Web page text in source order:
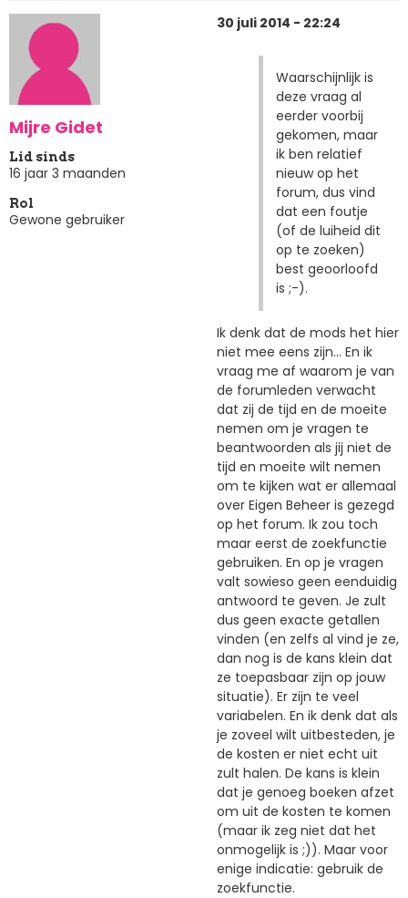
Mijre Gidet
Lid sinds
16 jaar 3 maanden
Rol
Gewone gebruiker
30 juli 2014 - 22:24
Waarschijnlijk is
deze vraag al
eerder voorbij
gekomen, maar
ik ben relatief
nieuw op het
forum, dus vind
dat een foutje
(of de luiheid dit
op te zoeken)
best geoorloofd
is ;-).
Ik denk dat de mods het hier
niet mee eens zijn... En ik
vraag me af waarom je van
de forumleden verwacht
dat zij de tijd en de moeite
nemen om je vragen te
beantwoorden als jij niet de
tijd en moeite wilt nemen
om te kijken wat er allemaal
over Eigen Beheer is gezegd
op het forum. Ik zou toch
maar eerst de zoekfunctie
gebruiken. En op je vragen
valt sowieso geen eenduidig
antwoord te geven. Je zult
dus geen exacte getallen
vinden (en zelfs al vind je ze,
dan nog is de kans klein dat
ze toepasbaar zijn op jouw
situatie). Er zijn te veel
variabelen. En ik denk dat als
je zoveel wilt uitbesteden, je
de kosten er niet echt uit
zult halen. De kans is klein
dat je genoeg boeken afzet
om uit de kosten te komen
(maar ik zeg niet dat het
onmogelijk is ;)). Maar voor
enige indicatie: gebruik de
zoekfunctie.